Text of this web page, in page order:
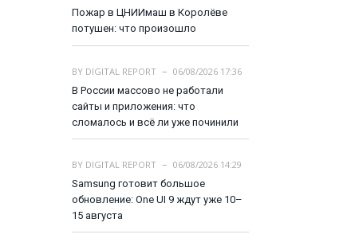
Пожар в ЦНИИмаш в Королёве
потушен: что произошло
BY DIGITAL REPORT
06/08/2026 17:36
В России массово не работали
сайты и приложения: что
сломалось и всё ли уже починили
BY DIGITAL REPORT
06/08/2026 14:29
Samsung готовит большое
обновление: One UI 9 ждут уже 10–
15 августа